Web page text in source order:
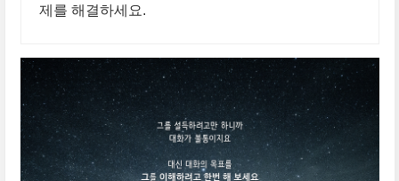
제를 해결하세요.